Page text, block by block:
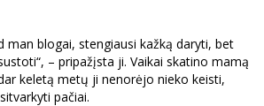
man blogai, stengiausi kažką daryti, bet
– pripažįsta ji. Vaikai skatino mamą
keletą metų ji nenorėjo nieko keisti,
pačiai.